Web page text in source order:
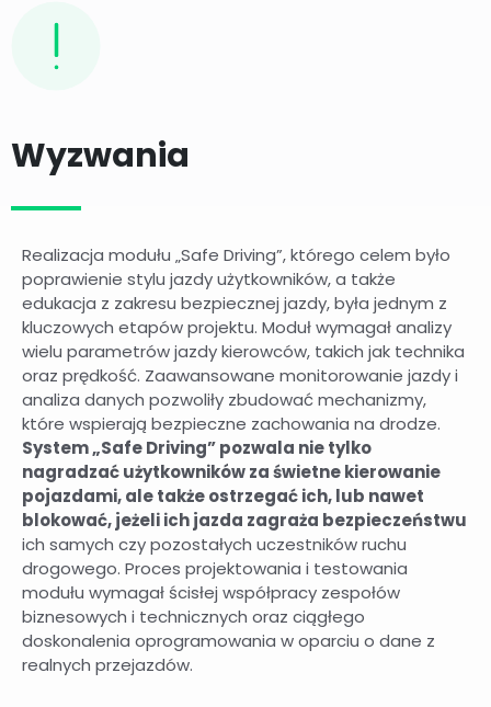
Wyzwania
Realizacja modułu „Safe Driving”, którego celem było
poprawienie stylu jazdy użytkowników, a także
edukacja z zakresu bezpiecznej jazdy, była jednym z
kluczowych etapów projektu. Moduł wymagał analizy
wielu parametrów jazdy kierowców, takich jak technika
oraz prędkość. Zaawansowane monitorowanie jazdy i
analiza danych pozwoliły zbudować mechanizmy,
które wspierają bezpieczne zachowania na drodze.
System „Safe Driving” pozwala nie tylko
nagradzać użytkowników za świetne kierowanie
pojazdami, ale także ostrzegać ich, lub nawet
blokować, jeżeli ich jazda zagraża bezpieczeństwu
ich samych czy pozostałych uczestników ruchu
drogowego. Proces projektowania i testowania
modułu wymagał ścisłej współpracy zespołów
biznesowych i technicznych oraz ciągłego
doskonalenia oprogramowania w oparciu o dane z
realnych przejazdów.